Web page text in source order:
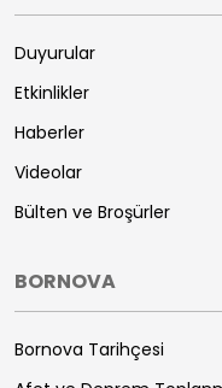
Duyurular
Etkinlikler
Haberler
Videolar
Bülten ve Broşürler
BORNOVA
Bornova Tarihçesi